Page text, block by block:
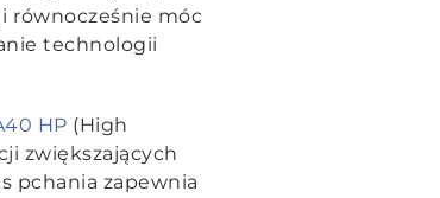
równocześnie móc
technologii
HP (High
zwiększających
pchania zapewnia